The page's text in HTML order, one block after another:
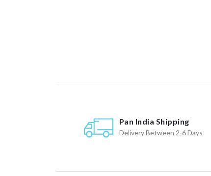
Pan India Shipping
Delivery Between 2-6 Days